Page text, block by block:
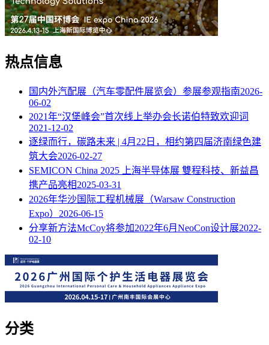
热点信息
国内外汽配展（汽车零配件展览会）参展参观指南2026-
06-02
2021年“汉堡峰会”首次线上举办会长诺伯特致欢迎词
2021-12-02
逐绿而行，碳路未来 | 4月22日，相约第四届济南绿色建
筑大会2026-02-27
SEMICON China 2025 上海半导体展 雙程科技、新益昌
携产品亮相2025-03-31
2026年华沙国际工程机械展（Warsaw Construction
Expo） 2026-06-15
分享新方法McCoy将参加2022年6月NeoCon设计展2022-
02-10
分类